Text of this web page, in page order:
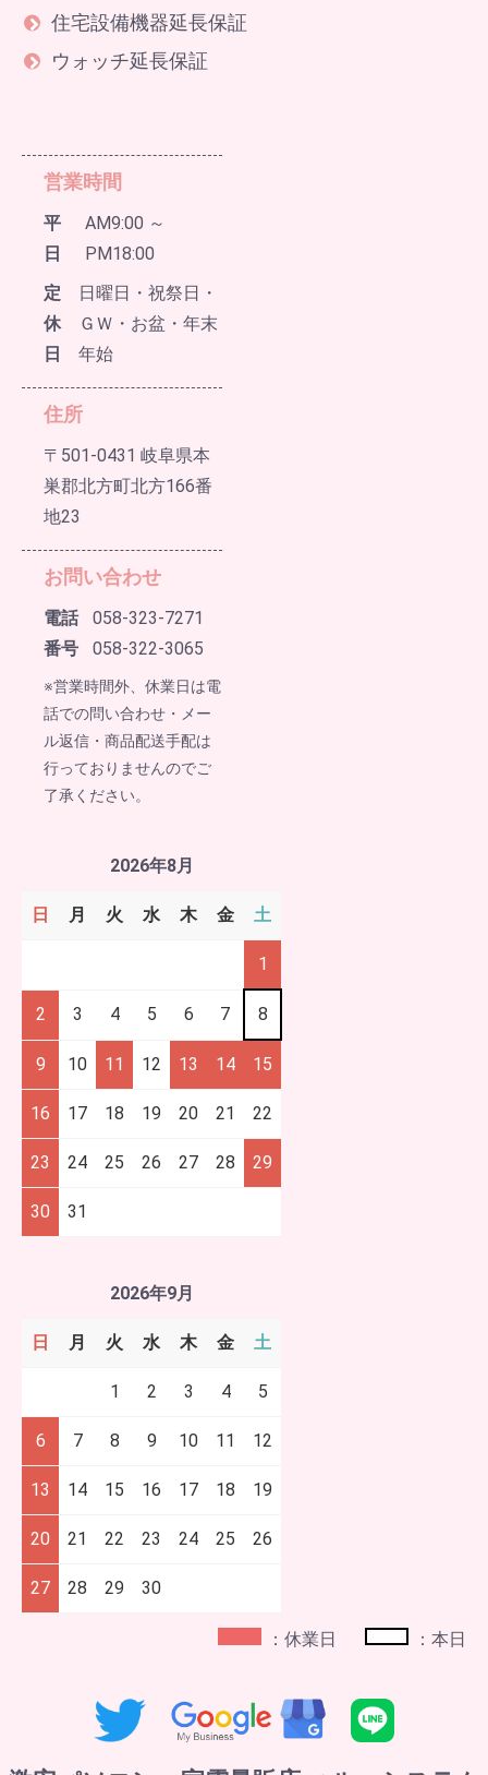
住宅設備機器延長保証
ウォッチ延長保証
営業時間
平
日
AM9:00 ～
PM18:00
定
休
日
日曜日・祝祭日・
ＧＷ・お盆・年末
年始
住所
〒501-0431 岐阜県本
巣郡北方町北方166番
地23
お問い合わせ
電話
番号
058-323-7271
058-322-3065
※営業時間外、休業日は電
話での問い合わせ・メー
ル返信・商品配送手配は
行っておりませんのでご
了承ください。
2026年8月
日 月 火 水 木 金 土
1
2 3 4 5 6 7 8
9 10 11 12 13 14 15
16 17 18 19 20 21 22
23 24 25 26 27 28 29
30 31
2026年9月
日 月 火 水 木 金 土
1 2 3 4 5
6 7 8 9 10 11 12
13 14 15 16 17 18 19
20 21 22 23 24 25 26
27 28 29 30
：休業日 ：本日